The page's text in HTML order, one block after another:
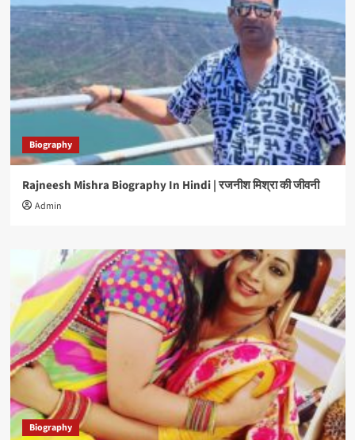
Biography
Rajneesh Mishra Biography In Hindi | रजनीश मिश्रा की जीवनी
Admin
Biography